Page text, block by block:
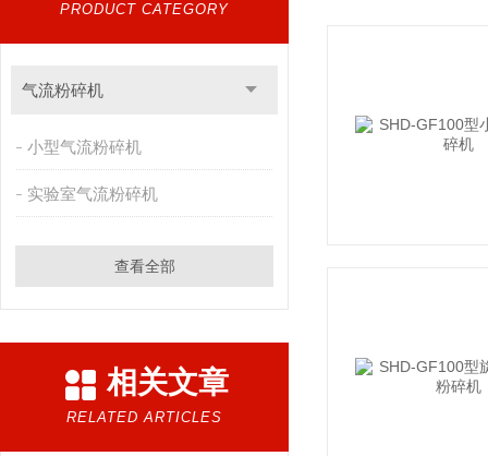
PRODUCT CATEGORY
气流粉碎机
小型气流粉碎机
实验室气流粉碎机
查看全部
相关文章
RELATED ARTICLES